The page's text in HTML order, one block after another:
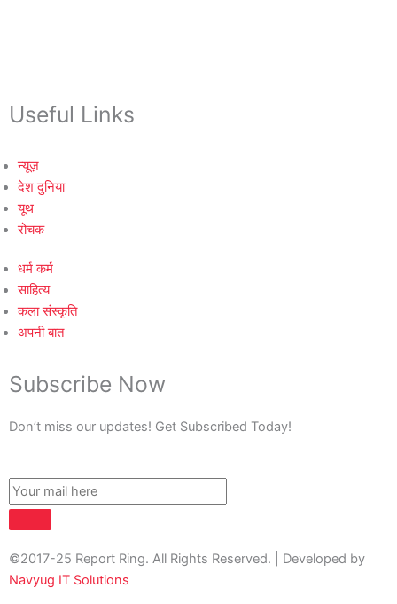
Useful Links
न्यूज़
देश दुनिया
यूथ
रोचक
धर्म कर्म
साहित्य
कला संस्कृति
अपनी बात
Subscribe Now
Don’t miss our updates! Get Subscribed Today!
©2017-25 Report Ring. All Rights Reserved. | Developed by
Navyug IT Solutions